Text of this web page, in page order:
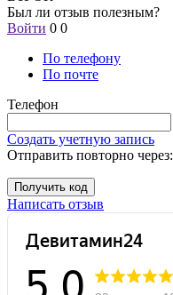
Был ли отзыв полезным?
Войти 0 0
По телефону
По почте
Телефон
Создать учетную запись
Отправить повторно через:
Получить код
Написать отзыв